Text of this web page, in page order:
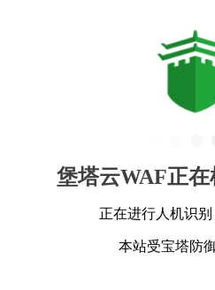
堡塔云WAF正在
正在进行人机识
本站受宝塔防